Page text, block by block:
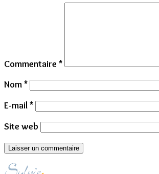
Commentaire *
Nom*
E-mail*
Site web